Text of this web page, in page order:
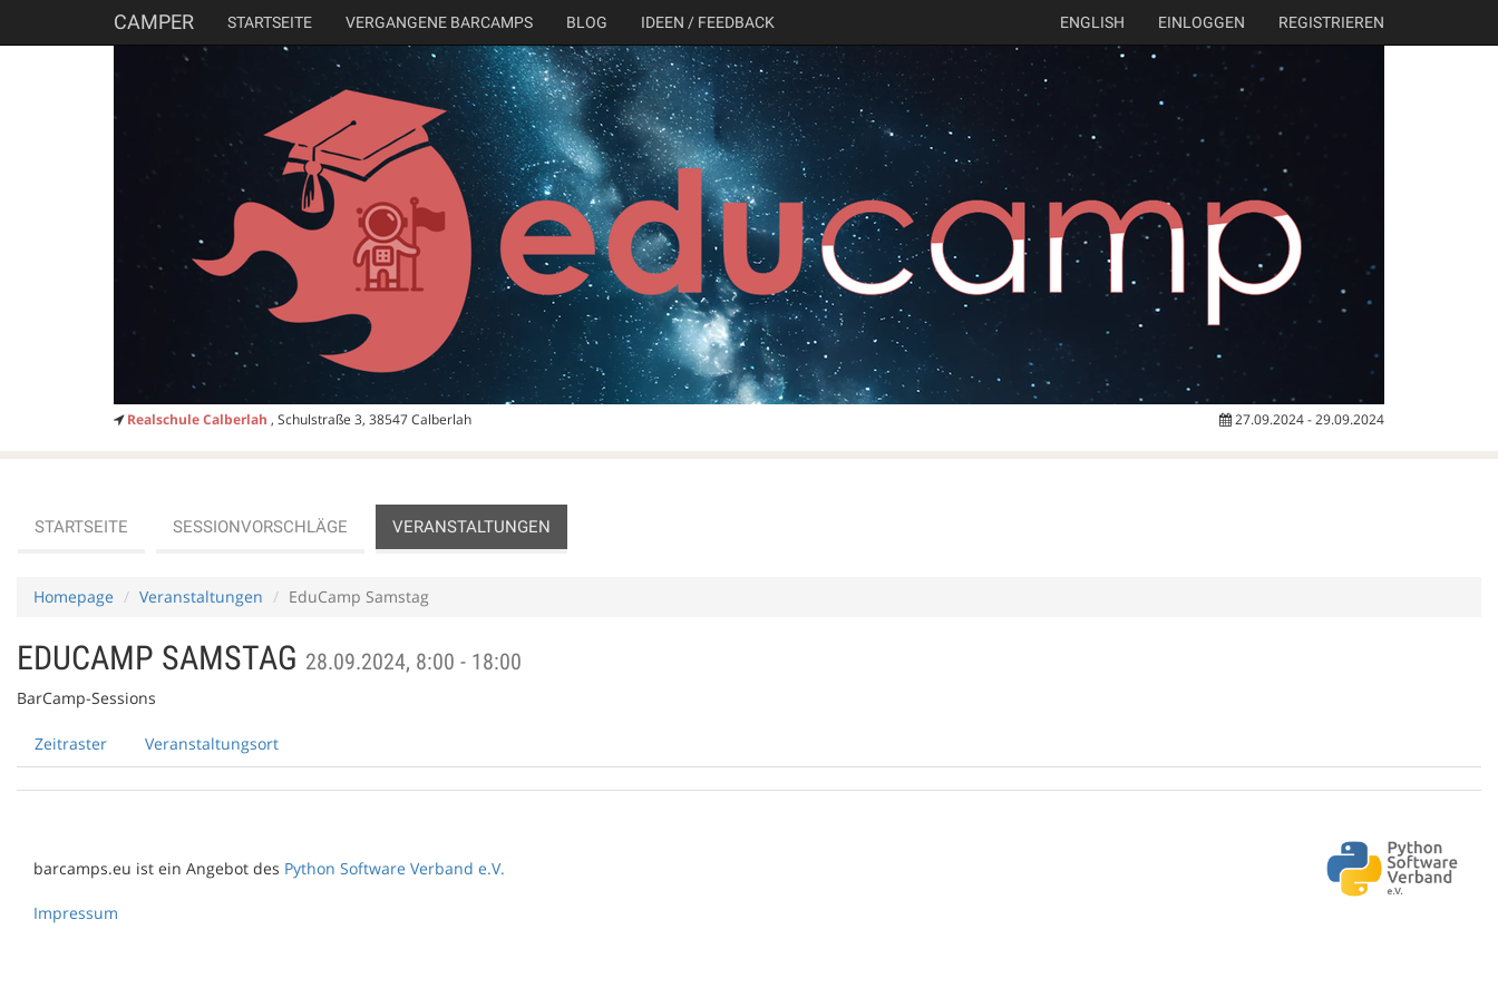
CAMPER STARTSEITE VERGANGENE BARCAMPS BLOG IDEEN / FEEDBACK ENGLISH EINLOGGEN REGISTRIEREN
Realschule Calberlah , Schulstraße 3, 38547 Calberlah 27.09.2024 - 29.09.2024
STARTSEITE SESSIONVORSCHLÄGE VERANSTALTUNGEN
Homepage Veranstaltungen EduCamp Samstag
EDUCAMP SAMSTAG 28.09.2024, 8:00 - 18:00
BarCamp-Sessions
Zeitraster Veranstaltungsort
barcamps.eu ist ein Angebot des Python Software Verband e.V.
Impressum